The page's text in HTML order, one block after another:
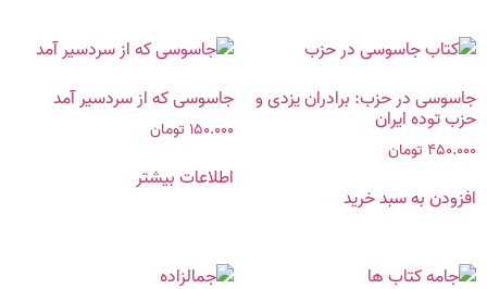
جاسوسی در حزب: برادران ‌یزدی‌ و
حزب‌ توده ایران
۴۵۰.۰۰۰ تومان
افزودن به سبد خرید
جاسوسی که از سردسیر آمد
۱۵۰.۰۰۰ تومان
اطلاعات بیشتر